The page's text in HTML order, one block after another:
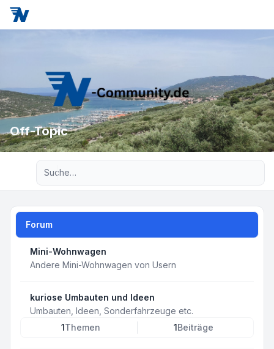
Off-Topic
Forum
Mini-Wohnwagen
Andere Mini-Wohnwagen von Usern
kuriose Umbauten und Ideen
Umbauten, Ideen, Sonderfahrzeuge etc.
1Themen 1Beiträge